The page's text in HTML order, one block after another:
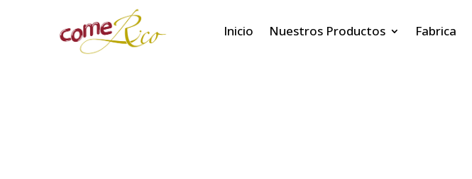
Inicio Nuestros Productos Fabrica